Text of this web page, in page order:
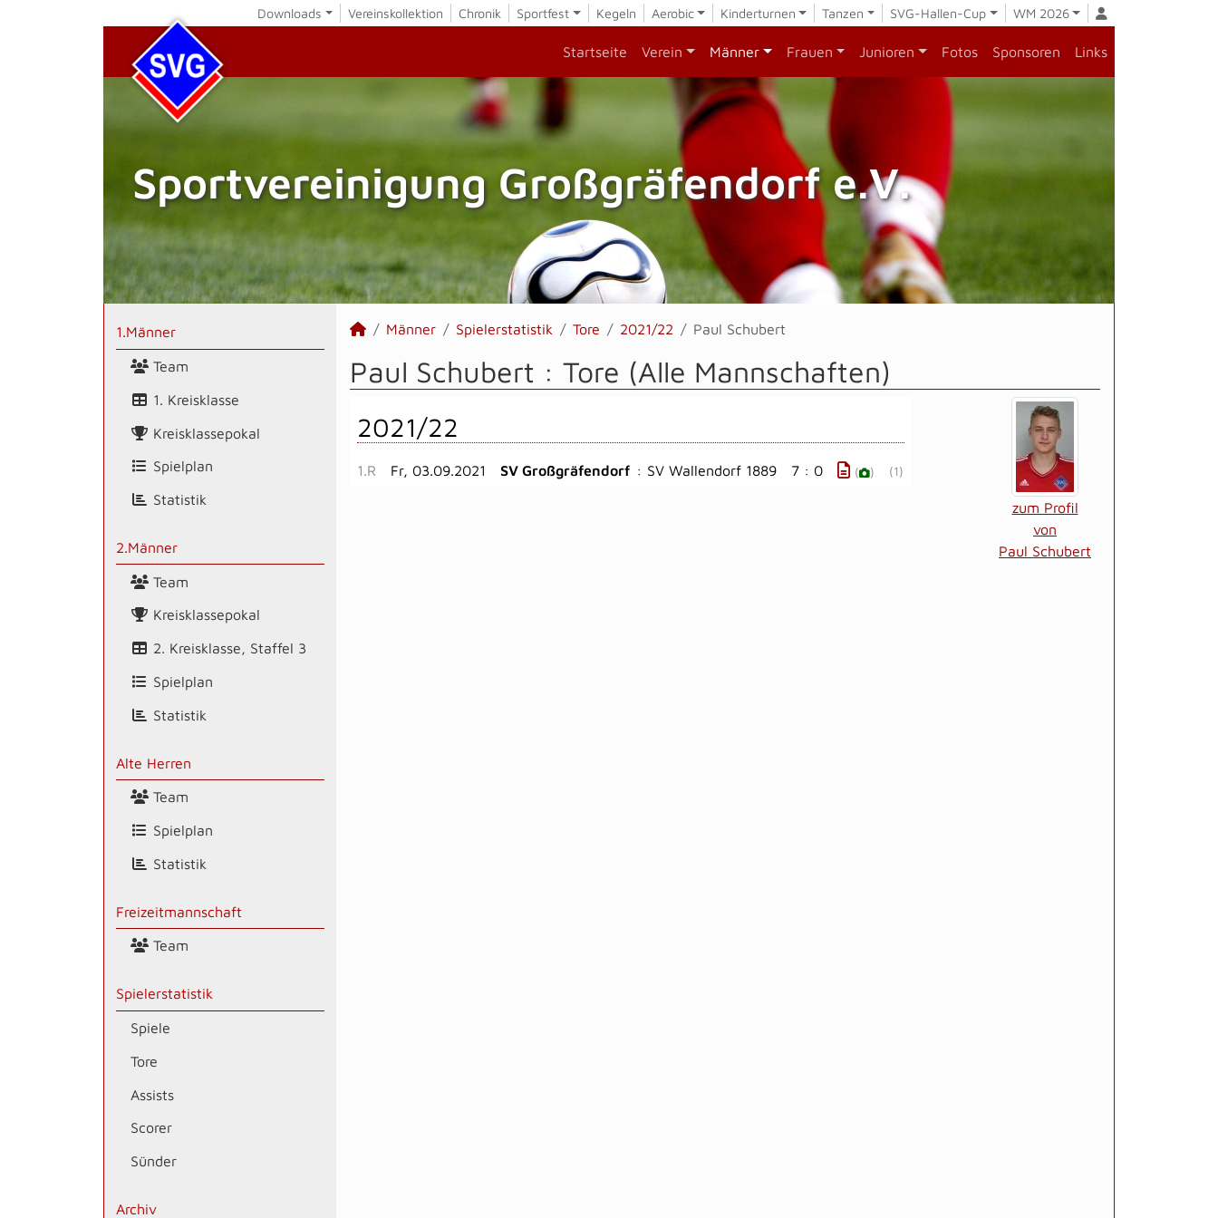
Downloads Vereinskollektion Chronik Sportfest Kegeln Aerobic Kinderturnen Tanzen SVG-Hallen-Cup WM 2026
Startseite Verein Männer Frauen Junioren Fotos Sponsoren Links
Sportvereinigung Großgräfendorf e.V.
1.Männer
Team
1. Kreisklasse
Kreisklassepokal
Spielplan
Statistik
2.Männer
Team
Kreisklassepokal
2. Kreisklasse, Staffel 3
Spielplan
Statistik
Alte Herren
Team
Spielplan
Statistik
Freizeitmannschaft
Team
Spielerstatistik
Spiele
Tore
Assists
Scorer
Sünder
Archiv
Männer Spielerstatistik Tore 2021/22 Paul Schubert
Paul Schubert : Tore (Alle Mannschaften)
zum Profil
von
Paul Schubert
2021/22
1.R Fr, 03.09.2021 SV Großgräfendorf : SV Wallendorf 1889 7 : 0 ( ) (1)